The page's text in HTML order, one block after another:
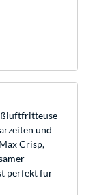
und
Crisp,
perfekt für